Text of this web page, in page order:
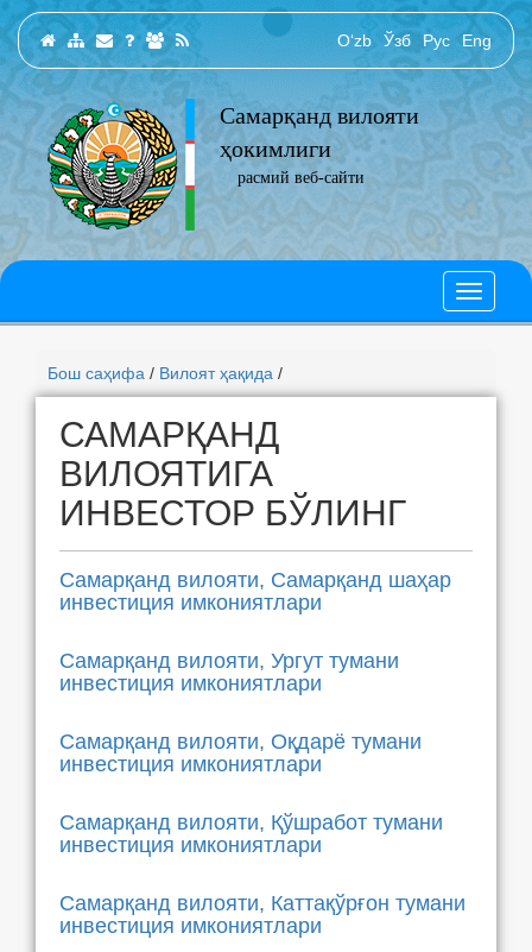
O‘zb Ўзб Рус Eng
Самарқанд вилояти
ҳокимлиги
расмий веб-сайти
Бош саҳифа / Вилоят ҳақида /
САМАРҚАНД
ВИЛОЯТИГА
ИНВЕСТОР БЎЛИНГ
Самарқанд вилояти, Самарқанд шаҳар
инвестиция имкониятлари
Самарқанд вилояти, Ургут тумани
инвестиция имкониятлари
Самарқанд вилояти, Оқдарё тумани
инвестиция имкониятлари
Самарқанд вилояти, Қўшработ тумани
инвестиция имкониятлари
Самарқанд вилояти, Каттақўрғон тумани
инвестиция имкониятлари